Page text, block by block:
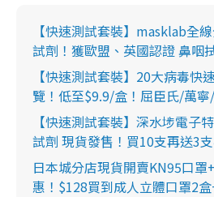
【快速測試套裝】masklab全
試劑！獲歐盟、英國認證 鼻咽
【快速測試套裝】20大病毒快
覽！低至$9.9/盒！屈臣氏/萬
【快速測試套裝】深水埗電子
試劑 現貨發售！買10支再送3
日本城分店現貨開賣KN95口罩
惠！$128買到成人立體口罩2